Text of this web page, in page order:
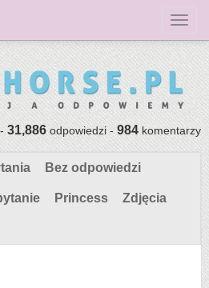
-31,886odpowiedzi -984komentarzy
Bez odpowiedzi
Princess Zdjęcia